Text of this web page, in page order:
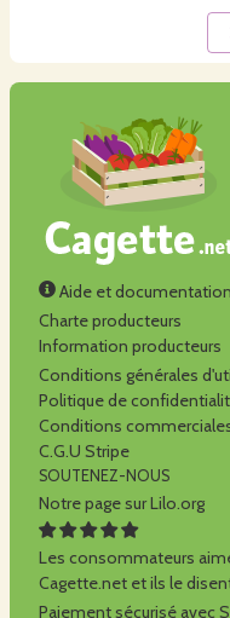
Aide et documentation
Charte producteurs
Information producteurs
Conditions générales
Politique de
Conditions
C.G.U Stripe
SOUTENEZ-NOUS
Notre page sur Lilo.org
Les consommateurs
Cagette.net et ils le
Paiement sécurisé avec